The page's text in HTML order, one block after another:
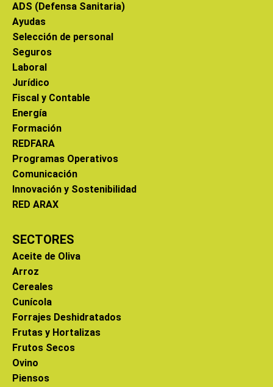
ADS (Defensa Sanitaria)
Ayudas
Selección de personal
Seguros
Laboral
Jurídico
Fiscal y Contable
Energía
Formación
REDFARA
Programas Operativos
Comunicación
Innovación y Sostenibilidad
RED ARAX
SECTORES
Aceite de Oliva
Arroz
Cereales
Cunícola
Forrajes Deshidratados
Frutas y Hortalizas
Frutos Secos
Ovino
Piensos